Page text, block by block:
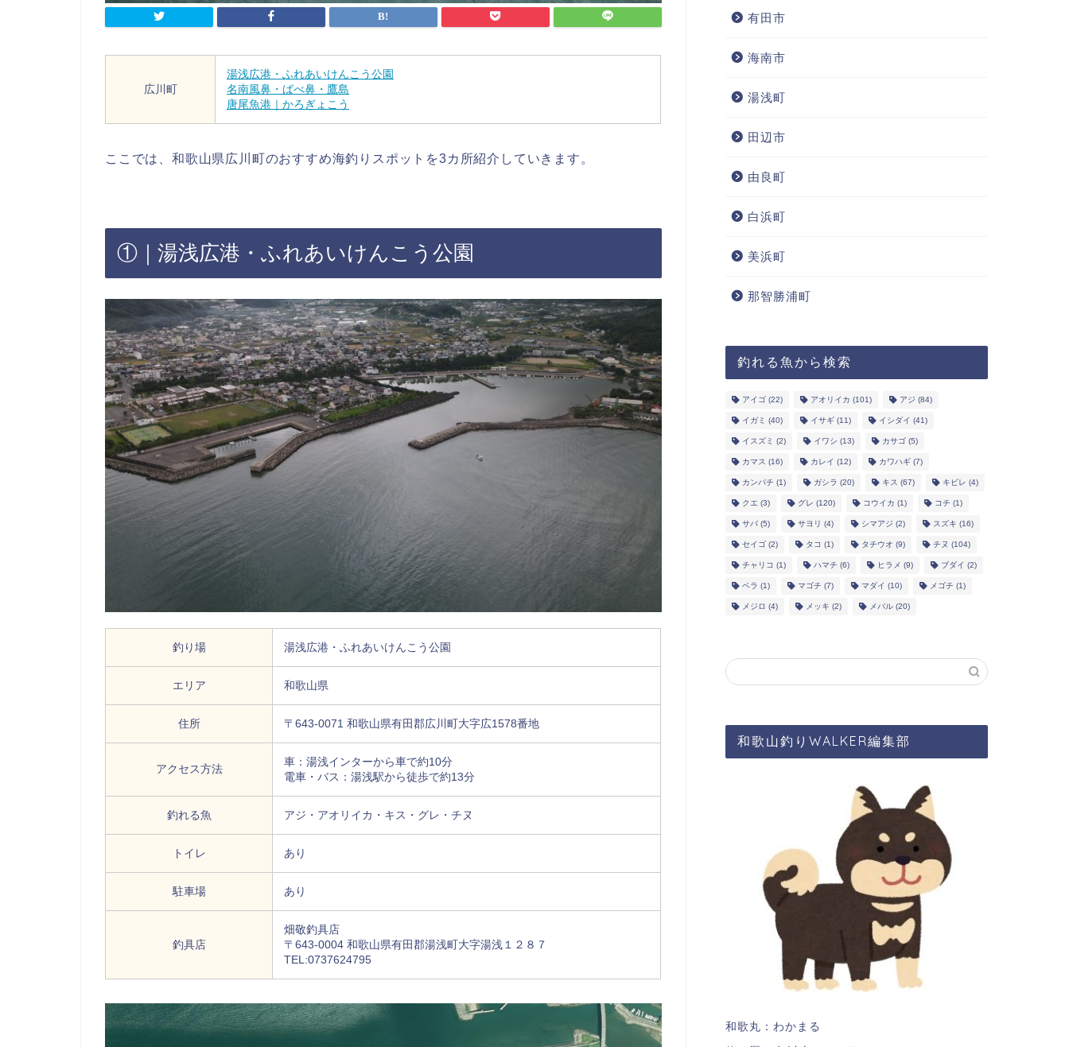
広川町
湯浅広港・ふれあいけんこう公園
名南風鼻・ばべ鼻・鷹島
唐尾魚港｜かろぎょこう
ここでは、和歌山県広川町のおすすめ海釣りスポットを3カ所紹介していきます。
①｜湯浅広港・ふれあいけんこう公園
釣り場 湯浅広港・ふれあいけんこう公園
エリア 和歌山県
住所 〒643-0071 和歌山県有田郡広川町大字広1578番地
アクセス方法
車：湯浅インターから車で約10分
電車・バス：湯浅駅から徒歩で約13分
釣れる魚 アジ・アオリイカ・キス・グレ・チヌ
トイレ あり
駐車場 あり
釣具店
畑敬釣具店
〒643-0004 和歌山県有田郡湯浅町大字湯浅１２８７
TEL:0737624795
有田市
海南市
湯浅町
田辺市
由良町
白浜町
美浜町
那智勝浦町
釣れる魚から検索
アイゴ(22) アオリイカ (101) アジ (84)
イガミ (40) イサギ(11) イシダイ (41)
イスズミ (2) イワシ (13) カサゴ(5)
カマス (16) カレイ (12) カワハギ(7)
カンパチ (1) ガシラ (20) キス (67) キビレ (4)
クエ (3) グレ (120) コウイカ (1) コチ (1)
サバ(5) サヨリ (4) シマアジ (2) スズキ (16)
セイゴ(2) タコ (1) タチウオ (9) チヌ (104)
チャリコ (1) ハマチ (6) ヒラメ (9) ブダイ (2)
ベラ (1) マゴチ (7) マダイ (10) メゴチ (1)
メジロ (4) メッキ (2) メバル(20)
和歌山釣りWALKER編集部
和歌丸：わかまる